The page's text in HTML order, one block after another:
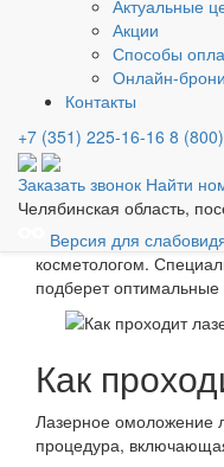
Актуальные
Акции
Способы
Онлайн-
Контакты
+7 (351) 225-16-16 8
Заказать звонок Найти
Челябинская область,
Версия для
беременность и
острые
воздействия;
аутоиммунные
активная стадия
онкологические
тяжелые формы
болезни сердца.
Перед процедурой
косметологом.
подберет
Как
Лазерное омоложение
процедура,